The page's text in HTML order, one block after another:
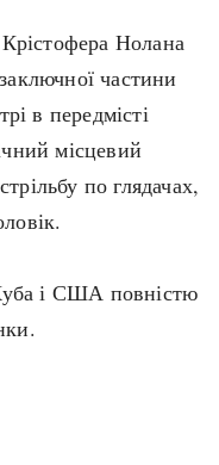
Нолана
частини
в передмісті
місцевий
по глядачах,
і США повністю